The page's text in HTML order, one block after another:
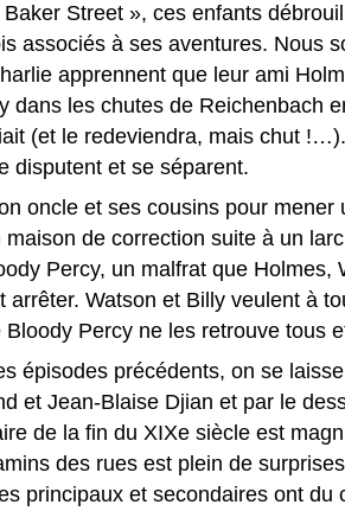
Street », ces enfants
associés à ses aventures. Nous
apprennent que leur ami
dans les chutes de Reichenbach
(et le redeviendra, mais chut
disputent et se séparent.
oncle et ses cousins pour
de correction suite à un
Percy, un malfrat que Holmes,
arrêter. Watson et Billy veulent à
Percy ne les retrouve tous
épisodes précédents, on se
et Jean-Blaise Djian et par le
de la fin du XIXe siècle est
des rues est plein de
principaux et secondaires ont du